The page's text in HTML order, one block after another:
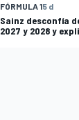
FÓRMULA 15 d
Sainz desconfía
2027 y 2028 y